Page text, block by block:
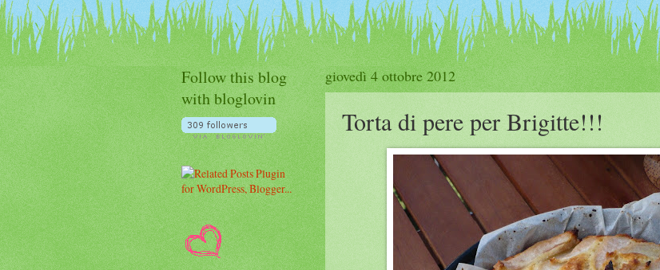
giovedì 4 ottobre 2012
Torta di pere per Brigitte!!!
Follow this blog
with bloglovin